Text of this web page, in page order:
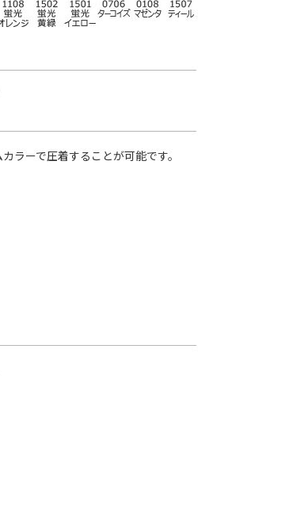
ラーで圧着することが可能です。